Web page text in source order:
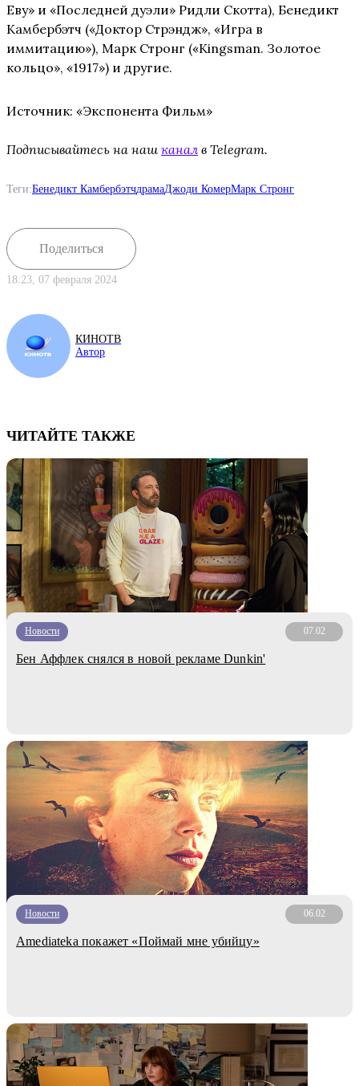
Еву» и «Последней дуэли» Ридли Скотта), Бенедикт
Камбербэтч («Доктор Стрэндж», «Игра в
иммитацию»), Марк Стронг («Kingsman. Золотое
кольцо», «1917») и другие.
Источник: «Экспонента Фильм»
Подписывайтесь на наш канал в Telegram.
Теги:Бенедикт КамбербэтчдрамаДжоди КомерМарк Стронг
Поделиться
18:23, 07 февраля 2024
КИНОТВ
Автор
ЧИТАЙТЕ ТАКЖЕ
Новости 07.02
Бен Аффлек снялся в новой рекламе Dunkin'
Новости 06.02
Amediateka покажет «Поймай мне убийцу»